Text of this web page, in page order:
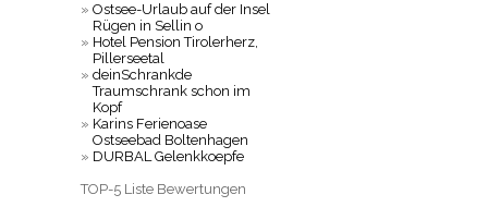
» Ostsee-Urlaub auf der Insel
Rügen in Sellin o
» Hotel Pension Tirolerherz,
Pillerseetal
» deinSchrankde
Traumschrank schon im
Kopf
» Karins Ferienoase
Ostseebad Boltenhagen
» DURBAL Gelenkkoepfe
TOP-5 Liste Bewertungen